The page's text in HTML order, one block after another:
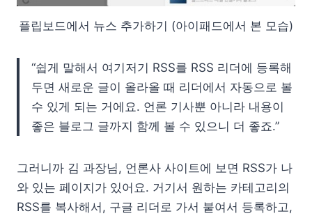
플립보드에서 뉴스 추가하기 (아이패드에서 본 모습)
“쉽게 말해서 여기저기 RSS를 RSS 리더에 등록해
두면 새로운 글이 올라올 때 리더에서 자동으로 볼
수 있게 되는 거에요. 언론 기사뿐 아니라 내용이
좋은 블로그 글까지 함께 볼 수 있으니 더 좋죠.”
그러니까 김 과장님, 언론사 사이트에 보면 RSS가 나
와 있는 페이지가 있어요. 거기서 원하는 카테고리의
RSS를 복사해서, 구글 리더로 가서 붙여서 등록하고,